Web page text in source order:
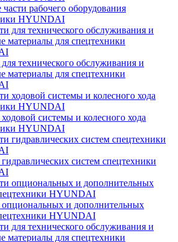
рабочего оборудования
HYUNDAI
для технического обслуживания и
материалы для спецтехники
системы и колесного хода
HYUNDAI
гидравлических систем спецтехники
опциональных и дополнительных
HYUNDAI